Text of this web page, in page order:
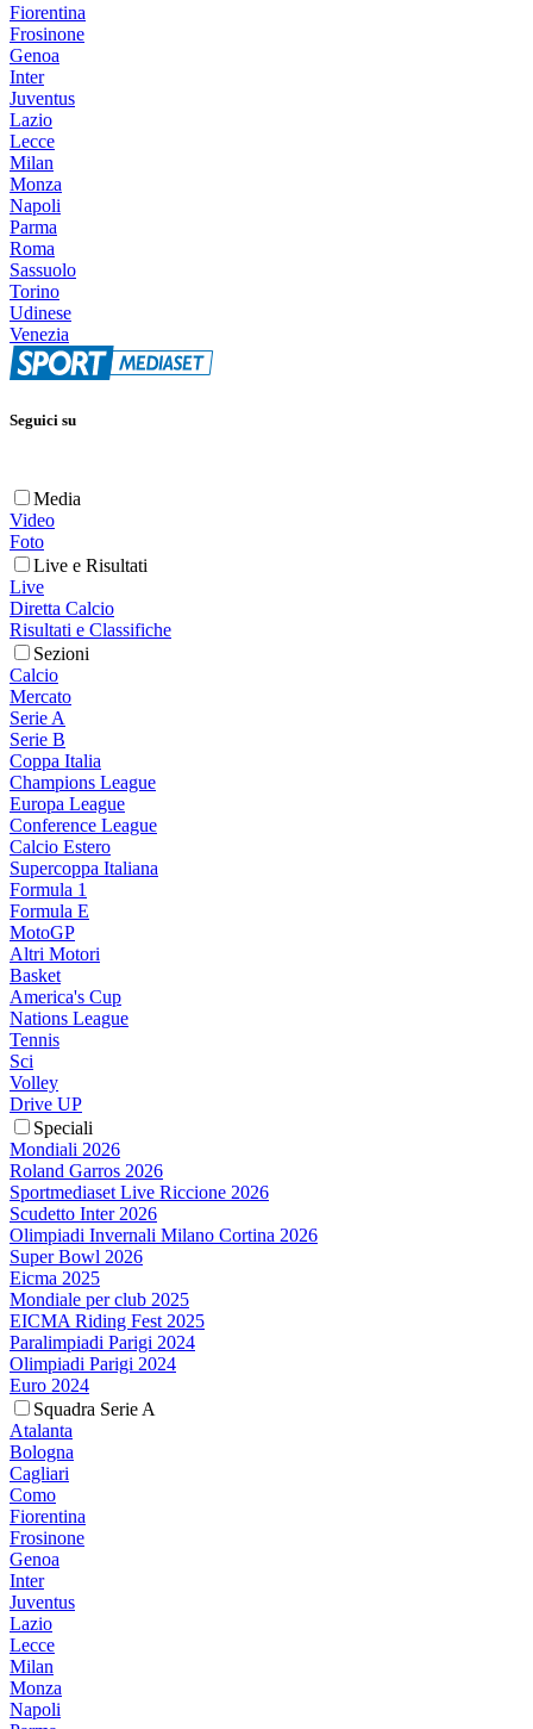
Fiorentina
Frosinone
Genoa
Inter
Juventus
Lazio
Lecce
Milan
Monza
Napoli
Parma
Roma
Sassuolo
Torino
Udinese
Venezia
Seguici su
Media
Video
Foto
Live e Risultati
Live
Diretta Calcio
Risultati e Classifiche
Sezioni
Calcio
Mercato
Serie A
Serie B
Coppa Italia
Champions League
Europa League
Conference League
Calcio Estero
Supercoppa Italiana
Formula 1
Formula E
MotoGP
Altri Motori
Basket
America's Cup
Nations League
Tennis
Sci
Volley
Drive UP
Speciali
Mondiali 2026
Roland Garros 2026
Sportmediaset Live Riccione 2026
Scudetto Inter 2026
Olimpiadi Invernali Milano Cortina 2026
Super Bowl 2026
Eicma 2025
Mondiale per club 2025
EICMA Riding Fest 2025
Paralimpiadi Parigi 2024
Olimpiadi Parigi 2024
Euro 2024
Squadra Serie A
Atalanta
Bologna
Cagliari
Como
Fiorentina
Frosinone
Genoa
Inter
Juventus
Lazio
Lecce
Milan
Monza
Napoli